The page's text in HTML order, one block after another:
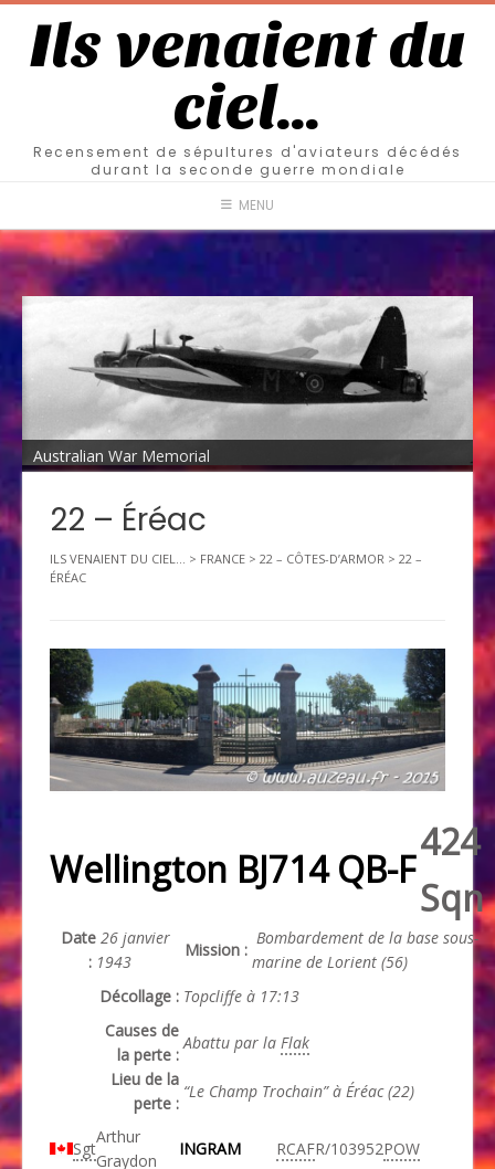
Ils venaient du
ciel…
Recensement de sépultures d'aviateurs décédés
durant la seconde guerre mondiale
MENU
Australian War Memorial
22 – Éréac
ILS VENAIENT DU CIEL... > FRANCE > 22 – CÔTES-D’ARMOR > 22 –
ÉRÉAC
Wellington BJ714 QB-F
424
Sqn
Date
:
26 janvier
1943
Mission :
Bombardement de la base sous-
marine de Lorient (56)
Décollage : Topcliffe à 17:13
Causes de
la perte :
Abattu par la Flak
Lieu de la
perte :
“Le Champ Trochain” à Éréac (22)
Sgt
Arthur
Graydon
INGRAM RCAFR/103952POW